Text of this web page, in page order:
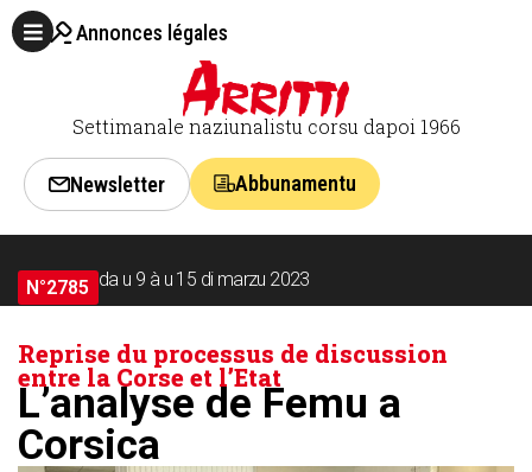
Annonces légales
Settimanale naziunalistu corsu dapoi 1966
Newsletter Abbunamentu
N°2785 da u 9 à u 15 di marzu 2023
Reprise du processus de discussion
entre la Corse et l’Etat
L’analyse de Femu a
Corsica